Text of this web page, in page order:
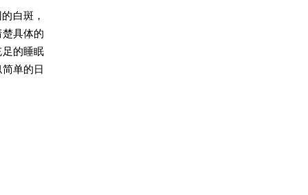
白斑，
具体的
的睡眠
单的日